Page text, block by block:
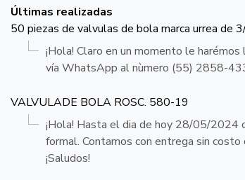
Últimas realizadas
50 piezas de valvulas de bola marca urrea de
¡Hola! Claro en un momento le
vía WhatsApp al nùmero (55) 2858-
VALVULADE BOLA ROSC. 580-19
¡Hola! Hasta el dia de hoy 28/05/2024
formal. Contamos con entrega sin
¡Saludos!